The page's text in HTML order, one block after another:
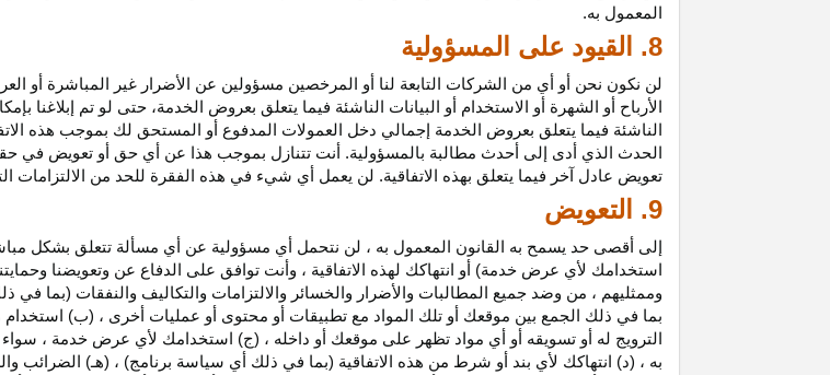
المعمول به.
8. القيود على المسؤولية
لن نكون نحن أو أي من الشركات التابعة لنا أو المرخصين مسؤولين عن الأضرار غير المباشرة أو
الأرباح أو الشهرة أو الاستخدام أو البيانات الناشئة فيما يتعلق بعروض الخدمة، حتى لو تم إبلاغنا
الناشئة فيما يتعلق بعروض الخدمة إجمالي دخل العمولات المدفوع أو المستحق لك بموجب هذه
الحدث الذي أدى إلى أحدث مطالبة بالمسؤولية. أنت تتنازل بموجب هذا عن أي حق أو تعويض في
تعويض عادل آخر فيما يتعلق بهذه الاتفاقية. لن يعمل أي شيء في هذه الفقرة للحد من الالتزامات
9. التعويض
إلى أقصى حد يسمح به القانون المعمول به ، لن نتحمل أي مسؤولية عن أي مسألة تتعلق بشكل
استخدامك لأي عرض خدمة) أو انتهاكك لهذه الاتفاقية ، وأنت توافق على الدفاع عن وتعويضنا
وممثليهم ، من وضد جميع المطالبات والأضرار والخسائر والالتزامات والتكاليف والنفقات (بما
بما في ذلك الجمع بين موقعك أو تلك المواد مع تطبيقات أو محتوى أو عمليات أخرى ، (ب) استخدام
الترويج له أو تسويقه أو أي مواد تظهر على موقعك أو داخله ، (ج) استخدامك لأي عرض خدمة ، سواء
به ، (د) انتهاكك لأي بند أو شرط من هذه الاتفاقية (بما في ذلك أي سياسة برنامج) ، (هـ) الضرائب